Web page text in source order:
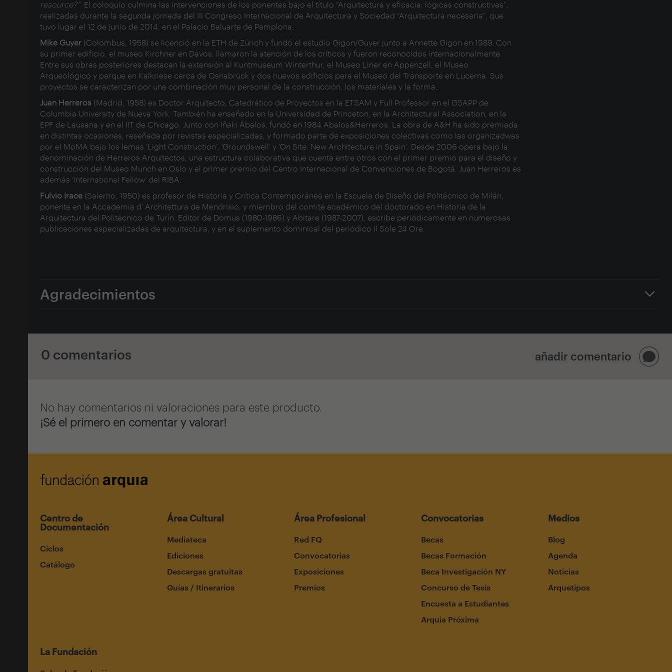
resource?” El coloquio culmina las intervenciones de los ponentes bajo el título “Arquitectura y eficacia: lógicas constructivas”,
realizadas durante la segunda jornada del III Congreso Internacional de Arquitectura y Sociedad “Arquitectura necesaria”, que
tuvo lugar el 12 de junio de 2014, en el Palacio Baluarte de Pamplona.
Mike Guyer (Colombus, 1958) se licenció en la ETH de Zúrich y fundó el estudio Gigon/Guyer junto a Annette Gigon en 1989. Con
su primer edificio, el museo Kirchner en Davos, llamaron la atención de los críticos y fueron reconocidos internacionalmente.
Entre sus obras posteriores destacan la extensión al Kuntmuseum Winterthur, el Museo Liner en Appenzell, el Museo
Arqueológico y parque en Kalkriese cerca de Osnabrück y dos nuevos edificios para el Museo del Transporte en Lucerna. Sus
proyectos se caracterizan por una combinación muy personal de la construcción, los materiales y la forma.
Juan Herreros (Madrid, 1958) es Doctor Arquitecto, Catedrático de Proyectos en la ETSAM y Full Professor en el GSAPP de
Columbia University de Nueva York. También ha enseñado en la Universidad de Princeton, en la Architectural Association, en la
EPF de Lausana y en el IIT de Chicago. Junto con Iñaki Ábalos, fundó en 1984 Abalos&Herreros. La obra de A&H ha sido premiada
en distintas ocasiones, reseñada por revistas especializadas, y formado parte de exposiciones colectivas como las organizadwas
por el MoMA bajo los lemas ‘Light Construction’, ‘Groundswell’ y ‘On Site: New Architecture in Spain’. Desde 2006 opera bajo la
denominación de Herreros Arquitectos, una estructura colaborativa que cuenta entre otros con el primer premio para el diseño y
construcción del Museo Munch en Oslo y el primer premio del Centro Internacional de Convenciones de Bogotá. Juan Herreros es
además ‘International Fellow’ del RIBA.
Fulvio Irace (Salerno, 1950) es profesor de Historia y Crítica Contemporánea en la Escuela de Diseño del Politécnico de Milán,
ponente en la Accademia d’ Architettura de Mendrisio, y miembro del comité académico del doctorado en Historia de la
Arquitectura del Politécnico de Turín. Editor de Domus (1980-1986) y Abitare (1987-2007), escribe periódicamente en numerosas
publicaciones especializadas de arquitectura, y en el suplemento dominical del periódico Il Sole 24 Ore.
Agradecimientos
0 comentarios añadir comentario
No hay comentarios ni valoraciones para este producto.
¡Sé el primero en comentar y valorar!
Centro de
Documentación
Ciclos
Catálogo
Área Cultural
Mediateca
Ediciones
Descargas gratuitas
Guías / Itinerarios
Área Profesional
Red FQ
Convocatorias
Exposiciones
Premios
Convocatorias
Becas
Becas Formación
Beca Investigación NY
Concurso de Tesis
Encuesta a Estudiantes
Arquia Próxima
Medios
Blog
Agenda
Noticias
Arquetipos
La Fundación